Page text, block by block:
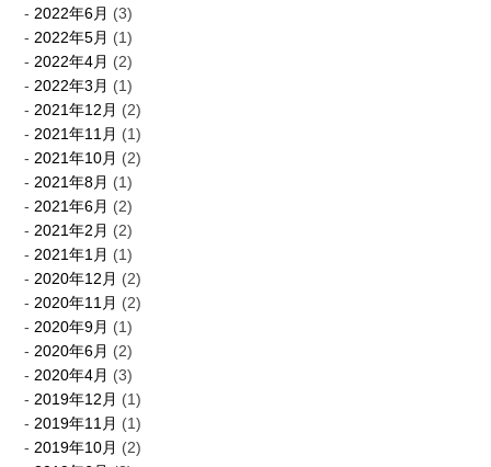
2022年6月 (3)
2022年5月 (1)
2022年4月 (2)
2022年3月 (1)
2021年12月 (2)
2021年11月 (1)
2021年10月 (2)
2021年8月 (1)
2021年6月 (2)
2021年2月 (2)
2021年1月 (1)
2020年12月 (2)
2020年11月 (2)
2020年9月 (1)
2020年6月 (2)
2020年4月 (3)
2019年12月 (1)
2019年11月 (1)
2019年10月 (2)